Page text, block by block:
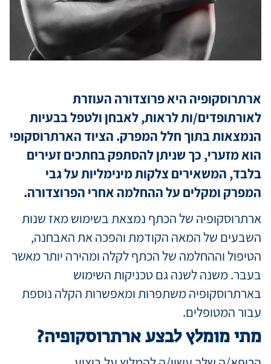
מידע
קריירה
כניסת
ארתרוסקופיה היא פרוצדורה העוזרת
לאורתופדים/ות לראות, לאבחן ולטפל בבעיות
הנמצאות בתוך חלל המפרק. הציוד הארתרוסקופי
הוא מזערי, כך שניתן להסתפק בחתכים זעירים
בלבד, המשאירים צלקות מינימליות על גבי
המפרק ומקלים על ההחלמה אחרי הפרוצדורה.
ארתרוסקופיה של הכתף נמצאת בשימוש מאז שנות
השבעים של המאה הקודמת והפכה את האבחנה,
הטיפול וההחלמה של הכתף לקלה ומהירה יותר מאשר
בעבר. משנה לשנה גם טכניקות השימוש
בארתרוסקופיה משתפרות ומאפשרות הקלה נוספת
עבור המטופלים.
מתי מומלץ לבצע ארתרוסקופיה?